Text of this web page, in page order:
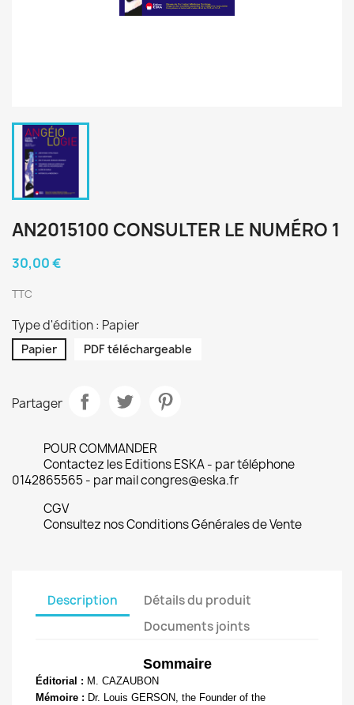
AN2015100 CONSULTER LE NUMÉRO 1
30,00 €
TTC
Type d'édition : Papier
Papier PDF téléchargeable
Partager
POUR COMMANDER
Contactez les Editions ESKA - par téléphone
0142865565 - par mail congres@eska.fr
CGV
Consultez nos Conditions Générales de Vente
Description
Détails du produit
Documents joints
Sommaire
Éditorial : M. CAZAUBON
Mémoire : Dr. Louis GERSON, the Founder of the